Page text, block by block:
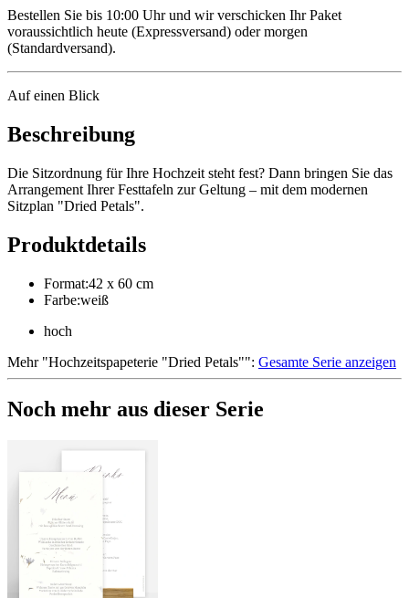
Bestellen Sie bis 10:00 Uhr und wir verschicken Ihr Paket
voraussichtlich heute (Expressversand) oder morgen
(Standardversand).
Auf einen Blick
Beschreibung
Die Sitzordnung für Ihre Hochzeit steht fest? Dann bringen Sie das
Arrangement Ihrer Festtafeln zur Geltung – mit dem modernen
Sitzplan "Dried Petals".
Produktdetails
Format:42 x 60 cm
Farbe:weiß
hoch
Mehr"Hochzeitspapeterie "Dried Petals"": Gesamte Serie anzeigen
Noch mehr aus dieser Serie